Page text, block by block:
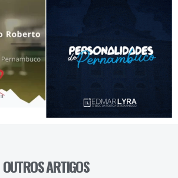
OUTROS ARTIGOS